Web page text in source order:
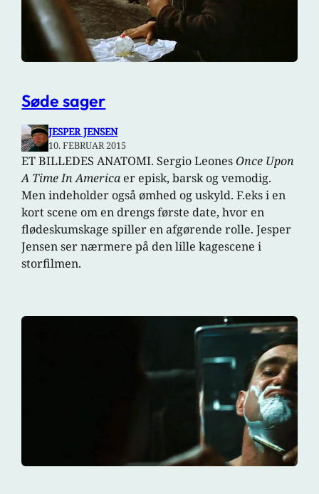
Søde sager
JESPER JENSEN
10. FEBRUAR 2015
ET BILLEDES ANATOMI. Sergio LeonesOnce Upon
A Time In America er episk, barsk og vemodig.
Men indeholder også ømhed og uskyld. F.eks i en
kort scene om en drengs første date, hvor en
flødeskumskage spiller en afgørende rolle. Jesper
Jensen ser nærmere på den lille kagescene i
storfilmen.